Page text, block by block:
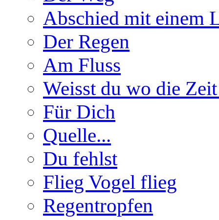
Abschied mit einem
Der Regen
Am Fluss
Weisst du wo die
Für Dich
Quelle...
Du fehlst
Flieg Vogel flieg
Regentropfen